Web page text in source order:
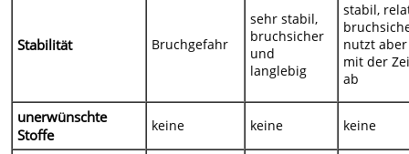
Stabilität Bruchgefahr
sehr stabil,
bruchsicher
und
langlebig
stabil,
nutzt aber
mit der
ab
unerwünschte
Stoffe
keine keine keine